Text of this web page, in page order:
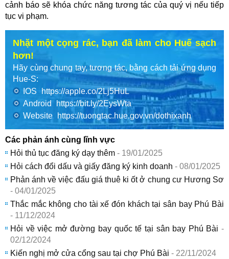
cảnh báo sẽ khóa chức năng tương tác của quý vị nếu tiếp
tục vi phạm.
Nhặt một cọng rác, bạn đã làm cho Huế sạch
hơn!
Hãy cùng chung tay, tương tác, bằng cách tải ứng dụng
Hue-S:
IOS
https://apple.co/2Lj5HuL
Android
https://bit.ly/2EysWta
Website
https://tuongtac.hue.gov.vn/dothixanh
Các phản ánh cùng lĩnh vực
Hỏi thủ tục đăng ký dạy thêm - 19/01/2025
Hỏi cách đổi dấu và giấy đăng ký kinh doanh - 08/01/2025
Phản ánh về việc đấu giá thuê ki ốt ở chung cư Hương Sơ
- 04/01/2025
Thắc mắc không cho tài xế đón khách tại sân bay Phú Bài
- 11/12/2024
Hỏi về việc mở đường bay quốc tế tại sân bay Phú Bài -
02/12/2024
Kiến nghị mở cửa cổng sau tại chợ Phú Bài - 22/11/2024